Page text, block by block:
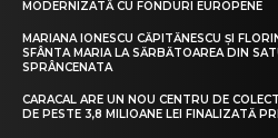
MODERNIZATĂ CU FONDURI EUROPENE
MARIANA IONESCU CĂPITĂNESCU ȘI
SFÂNTA MARIA LA SĂRBĂTOAREA DIN
SPRÂNCENATA
CARACAL ARE UN NOU CENTRU DE
DE PESTE 3,8 MILIOANE LEI FINALIZATĂ